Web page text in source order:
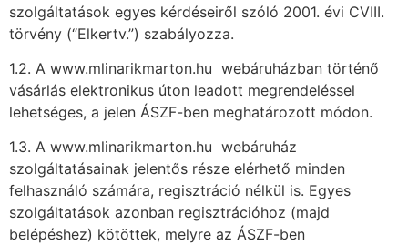
szolgáltatások egyes kérdéseiről szóló 2001. évi CVIII.
törvény (“Elkertv.”) szabályozza.
1.2. A www.mlinarikmarton.hu webáruházban történő
vásárlás elektronikus úton leadott megrendeléssel
lehetséges, a jelen ÁSZF-ben meghatározott módon.
1.3. A www.mlinarikmarton.hu webáruház
szolgáltatásainak jelentős része elérhető minden
felhasználó számára, regisztráció nélkül is. Egyes
szolgáltatások azonban regisztrációhoz (majd
belépéshez) kötöttek, melyre az ÁSZF-ben